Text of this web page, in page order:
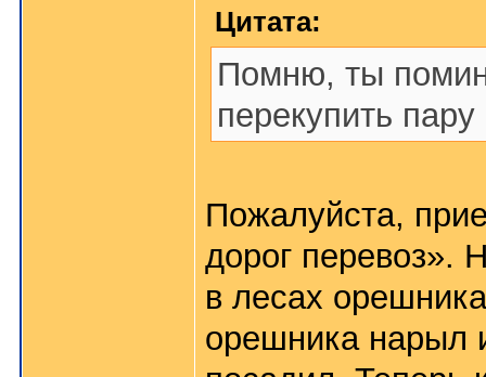
Цитата:
Помню, ты
перекупить пару
Пожалуйста,
дорог перевоз».
в лесах
орешника нарыл